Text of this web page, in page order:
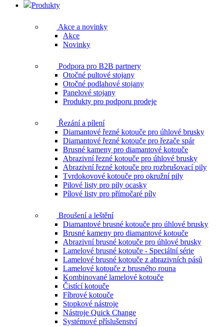
Produkty
Akce a novinky
Akce
Novinky
Podpora pro B2B partnery
Otočné pultové stojany
Otočné podlahové stojany
Panelové stojany
Produkty pro podporu prodeje
Řezání a pílení
Diamantové řezné kotouče pro úhlové brusky
Diamantové řezné kotouče pro řezače spár
Brusné kameny pro diamantové kotouče
Abrazivní řezné kotouče pro úhlové brusky
Abrazivní řezné kotouče pro rozbrušovací pily
Tvrdokovové kotouče pro okružní pily
Pilové listy pro pily ocasky
Pílové listy pro přímočaré píly
Broušení a leštění
Diamantové brusné kotouče pro úhlové brusky
Brusné kameny pro diamantové kotouče
Abrazivní brusné kotouče pro úhlové brusky
Lamelové brusné kotouče - Speciální série
Lamelové brusné kotouče z abrazivních pásů
Lamelové kotouče z brusného rouna
Kombinované lamelové kotouče
Čistící kotouče
Fíbrové kotouče
Stopkové nástroje
Nástroje Quick Change
Systémové příslušenství